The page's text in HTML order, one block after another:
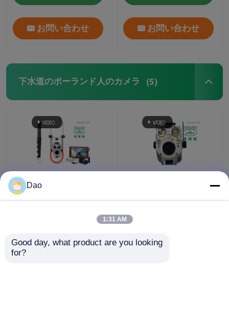
CIPPパッチ修理
トレンチレスのパイプラインの構造
トレンチレスの技術トレーニング
管の包装業者
ウォーター ジェットのクリーニングのノズル
トレンチレスの器具レンタル
膨らませられるパイププラグ
お問い合わせ お問い合わせ
下水道のポーランド人のカメラ (5)
下水道の検査システム
D16sの無線電信のため
望遠鏡のマンホールの
体の下水道の豪雨によ
る雨水の排水
Dao
1:31 AM
Good day, what product are you looking
for?